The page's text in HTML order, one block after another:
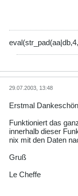
29.07.2003, 13:48
Erstmal
Funktioniert das
innerhalb dieser
nix mit den Daten
Gruß
Le Cheffe